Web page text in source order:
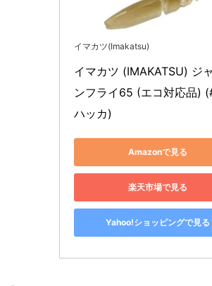
イマカツ(Imakatsu)
イマカツ (IMAKATSU) ジ
ンフライ65 (エコ対応品)
ハッカ)
Amazonで見る
楽天市場で見る
Yahoo!ショッピングで見る